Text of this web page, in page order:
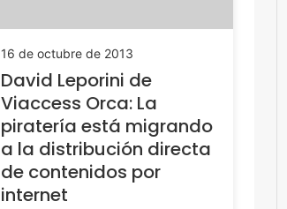
16 de octubre de 2013
David Leporini de
Viaccess Orca: La
piratería está migrando
a la distribución directa
de contenidos por
internet